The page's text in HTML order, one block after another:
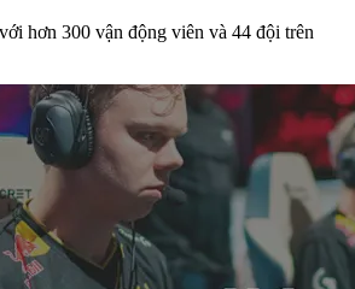
hơn 300 vận động viên và 44 đội trên